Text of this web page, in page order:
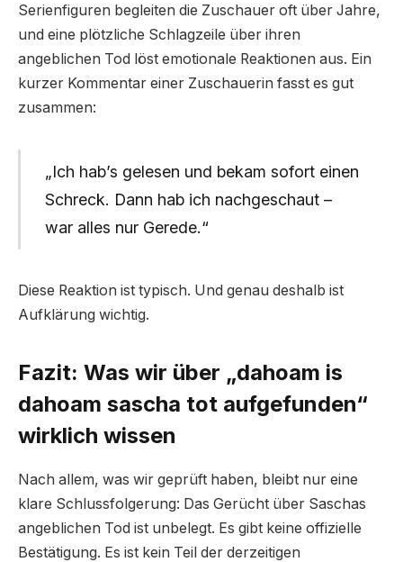
Serienfiguren begleiten die Zuschauer oft über Jahre,
und eine plötzliche Schlagzeile über ihren
angeblichen Tod löst emotionale Reaktionen aus. Ein
kurzer Kommentar einer Zuschauerin fasst es gut
zusammen:
„Ich hab’s gelesen und bekam sofort einen
Schreck. Dann hab ich nachgeschaut –
war alles nur Gerede.“
Diese Reaktion ist typisch. Und genau deshalb ist
Aufklärung wichtig.
Fazit: Was wir über „dahoam is
dahoam sascha tot aufgefunden“
wirklich wissen
Nach allem, was wir geprüft haben, bleibt nur eine
klare Schlussfolgerung: Das Gerücht über Saschas
angeblichen Tod ist unbelegt. Es gibt keine offizielle
Bestätigung. Es ist kein Teil der derzeitigen